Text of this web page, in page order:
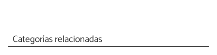
Categorías relacionadas